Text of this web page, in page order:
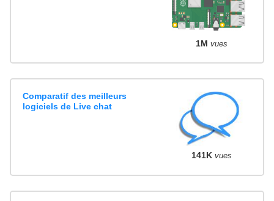
1M vues
Comparatif des meilleurs
logiciels de Live chat
141K vues